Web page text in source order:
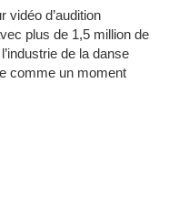
vidéo d’audition
plus de 1,5 million de
de la danse
comme un moment